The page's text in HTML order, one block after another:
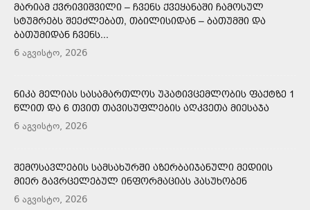
ᲛᲐᲠᲘᲐᲛ ᲥᲕᲠᲘᲕᲘᲨᲕᲘᲚᲘ – ᲩᲕᲔᲜᲡ ᲥᲕᲔᲧᲐᲜᲐᲨᲘ ᲩᲐᲛᲝᲡᲣᲚ
ᲡᲢᲣᲛᲠᲔᲑᲡ ᲨᲔᲔᲫᲚᲔᲑᲐᲗ, ᲗᲑᲘᲚᲘᲡᲘᲓᲐᲜ – ᲑᲐᲗᲣᲛᲨᲘ ᲓᲐ
ᲑᲐᲗᲣᲛᲘᲓᲐᲜ ᲩᲕᲔᲜᲡ...
6 აგვისტო, 2026
ᲜᲘᲙᲐ ᲛᲔᲚᲘᲐᲡ ᲡᲐᲡᲐᲛᲐᲠᲗᲚᲝᲡ ᲣᲞᲐᲢᲘᲕᲪᲔᲛᲚᲝᲑᲘᲡ ᲤᲐᲥᲢᲖᲔ 1
ᲬᲚᲘᲗ ᲓᲐ 6 ᲗᲕᲘᲗ ᲗᲐᲕᲘᲡᲣᲤᲚᲔᲑᲘᲡ ᲐᲦᲙᲕᲔᲗᲐ ᲛᲘᲔᲡᲐᲯᲐ
6 აგვისტო, 2026
ᲨᲔᲛᲝᲡᲐᲕᲚᲔᲑᲘᲡ ᲡᲐᲛᲡᲐᲮᲣᲠᲨᲘ ᲐᲖᲔᲠᲑᲐᲘᲯᲐᲜᲣᲚᲘ ᲛᲔᲓᲘᲘᲡ
ᲛᲘᲔᲠ ᲒᲐᲕᲠᲪᲔᲚᲔᲑᲣᲚ ᲘᲜᲤᲝᲠᲛᲐᲪᲘᲐᲡ ᲞᲐᲡᲣᲮᲝᲑᲔᲜ
6 აგვისტო, 2026